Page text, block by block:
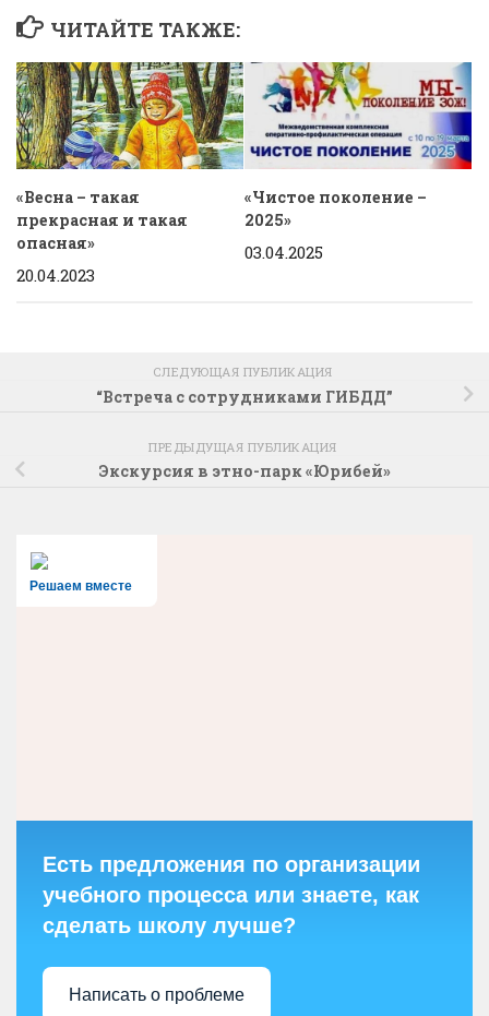
ЧИТАЙТЕ ТАКЖЕ:
«Весна – такая
прекрасная и такая
опасная»
20.04.2023
«Чистое поколение –
2025»
03.04.2025
СЛЕДУЮЩАЯ ПУБЛИКАЦИЯ
“Встреча с сотрудниками ГИБДД”
ПРЕДЫДУЩАЯ ПУБЛИКАЦИЯ
Экскурсия в этно-парк «Юрибей»
Решаем вместе
Есть предложения по организации
учебного процесса или знаете, как
сделать школу лучше?
Написать о проблеме